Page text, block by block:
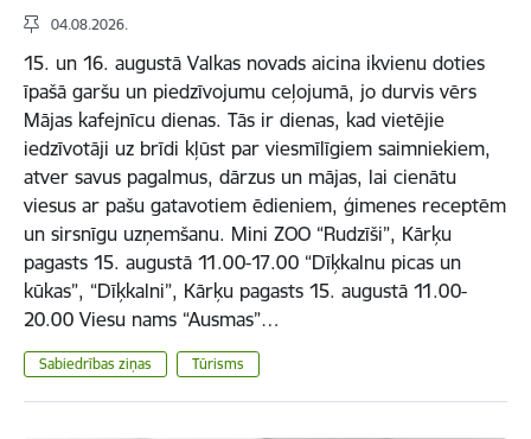
04.08.2026.
15. un 16. augustā Valkas novads aicina ikvienu doties
īpašā garšu un piedzīvojumu ceļojumā, jo durvis vērs
Mājas kafejnīcu dienas. Tās ir dienas, kad vietējie
iedzīvotāji uz brīdi kļūst par viesmīlīgiem saimniekiem,
atver savus pagalmus, dārzus un mājas, lai cienātu
viesus ar pašu gatavotiem ēdieniem, ģimenes receptēm
un sirsnīgu uzņemšanu. Mini ZOO “Rudzīši”, Kārķu
pagasts 15. augustā 11.00-17.00 “Dīķkalnu picas un
kūkas”, “Dīķkalni”, Kārķu pagasts 15. augustā 11.00-
20.00 Viesu nams “Ausmas”…
Sabiedrības ziņas Tūrisms